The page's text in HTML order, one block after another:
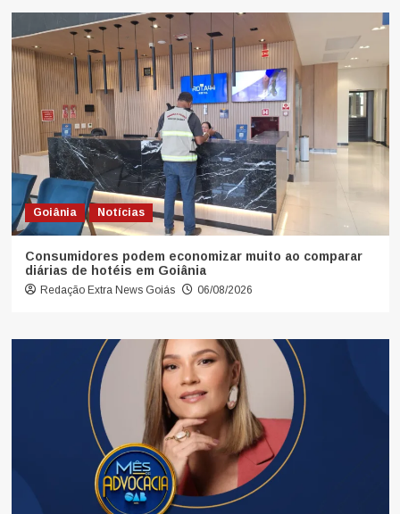
Goiânia Notícias
Consumidores podem economizar muito ao comparar
diárias de hotéis em Goiânia
Redação Extra News Goiás 06/08/2026